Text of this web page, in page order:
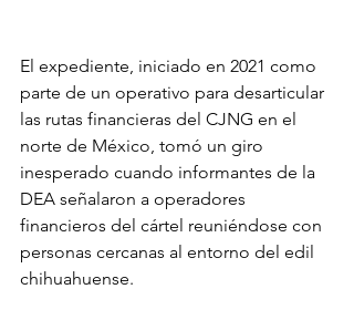
El expediente, iniciado en 2021 como
parte de un operativo para desarticular
las rutas financieras del CJNG en el
norte de México, tomó un giro
inesperado cuando informantes de la
DEA señalaron a operadores
financieros del cártel reuniéndose con
personas cercanas al entorno del edil
chihuahuense.